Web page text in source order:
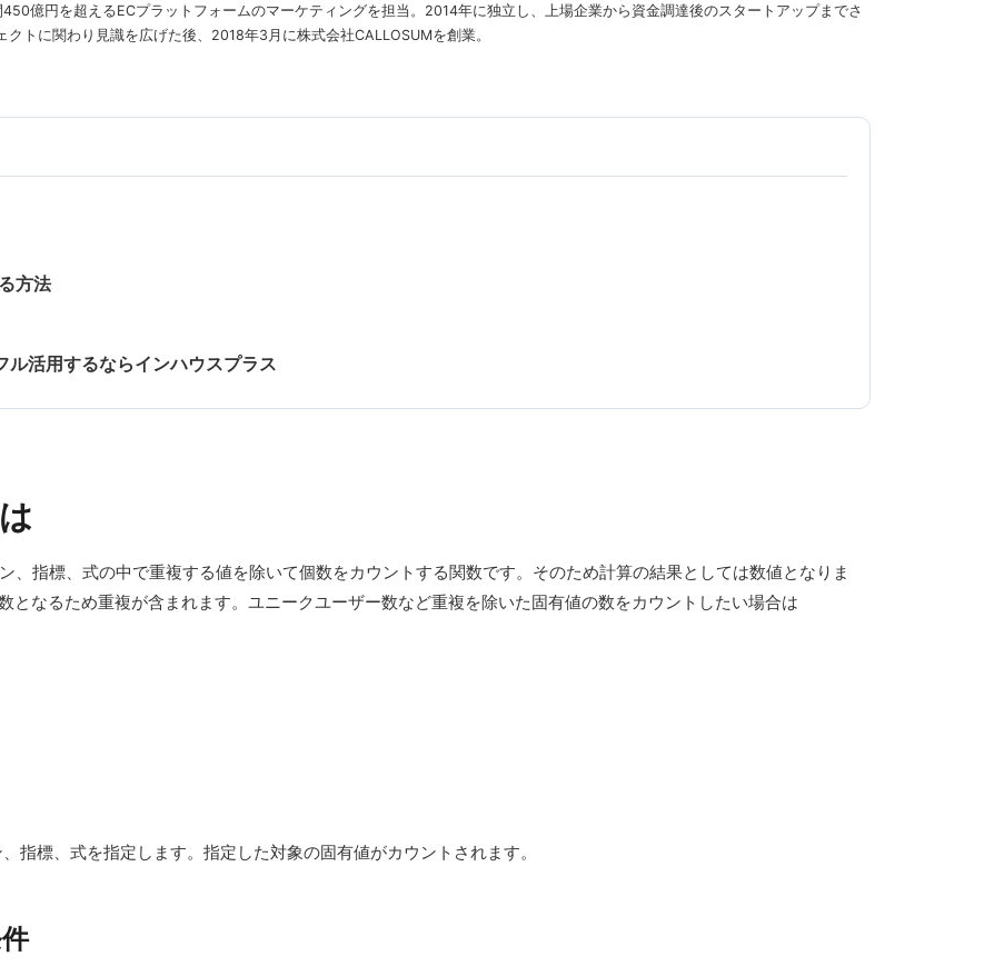
億円を超えるECプラットフォームのマーケティングを担当。2014年に独立し、上場企業から資金調達後のスタートアップまでさ
トに関わり見識を広げた後、2018年3月に株式会社CALLOSUMを創業。
方法
活用するならインハウスプラス
、指標、式の中で重複する値を除いて個数をカウントする関数です。そのため計算の結果としては数値となりま
となるため重複が含まれます。ユニークユーザー数など重複を除いた固有値の数をカウントしたい場合は
指標、式を指定します。指定した対象の固有値がカウントされます。